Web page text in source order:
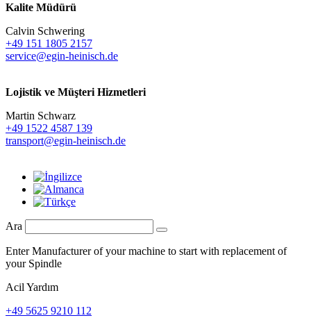
Kalite Müdürü
Calvin Schwering
+49 151 1805 2157
service@egin-heinisch.de
Lojistik ve Müşteri Hizmetleri
Martin Schwarz
+49 1522 4587 139
transport@egin-heinisch.de
Ara
Enter Manufacturer of your machine to start with replacement of
your Spindle
Acil Yardım
+49 5625 9210 112